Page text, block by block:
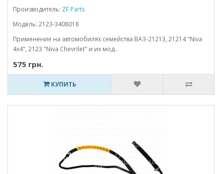
Производитель: ZF Parts
Модель: 2123-3408018
Применение на автомобилях семейства ВАЗ-21213, 21214 "Niva
4x4", 2123 "Niva Chevrilet" и их мод..
575 грн.
КУПИТЬ